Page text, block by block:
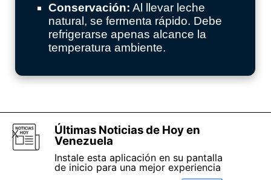
Conservación: Al llevar leche
natural, se fermenta rápido. Debe
refrigerarse apenas alcance la
temperatura ambiente.
Noticiashoy.es
Saltar menú
Últimas Noticias de Hoy en
Venezuela
Instale esta aplicación en su pantalla
de inicio para una mejor experiencia
X